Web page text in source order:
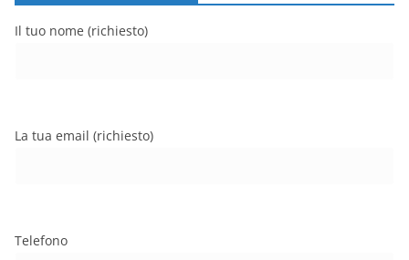
Il tuo nome (richiesto)
La tua email (richiesto)
Telefono